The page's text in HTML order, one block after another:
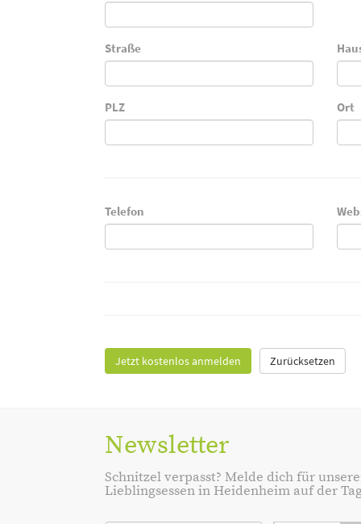
Straße
PLZ Ort
Telefon
Jetzt kostenlos anmelden Zurücksetzen
Newsletter
Schnitzel verpasst? Melde dich für
Lieblingsessen in Heidenheim auf der